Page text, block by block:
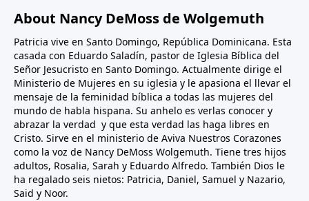
About Nancy DeMoss de Wolgemuth
Patricia vive en Santo Domingo, República Dominicana. Esta
casada con Eduardo Saladín, pastor de Iglesia Bíblica del
Señor Jesucristo en Santo Domingo. Actualmente dirige el
Ministerio de Mujeres en su iglesia y le apasiona el llevar el
mensaje de la feminidad bíblica a todas las mujeres del
mundo de habla hispana. Su anhelo es verlas conocer y
abrazar la verdad y que esta verdad las haga libres en
Cristo. Sirve en el ministerio de Aviva Nuestros Corazones
como la voz de Nancy DeMoss Wolgemuth. Tiene tres hijos
adultos, Rosalia, Sarah y Eduardo Alfredo. También Dios le
ha regalado seis nietos: Patricia, Daniel, Samuel y Nazario,
Said y Noor.